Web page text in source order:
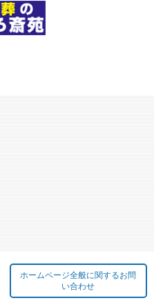
ホームページ全般に関するお問
い合わせ